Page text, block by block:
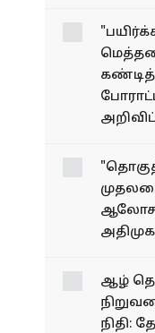
ஆழ்
நிதி: